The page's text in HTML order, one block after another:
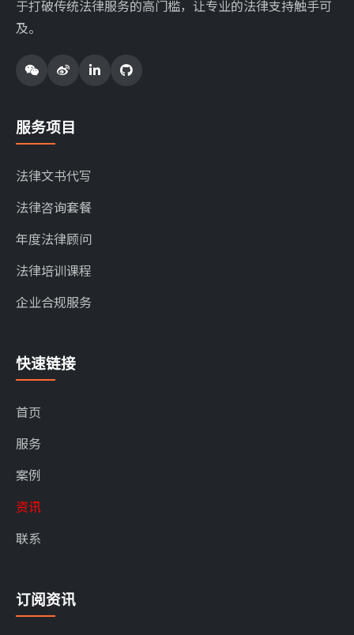
于打破传统法律服务的高门槛，让专业的法律支持触手可
及。
服务项目
法律文书代写
法律咨询套餐
年度法律顾问
法律培训课程
企业合规服务
快速链接
首页
服务
案例
资讯
联系
订阅资讯